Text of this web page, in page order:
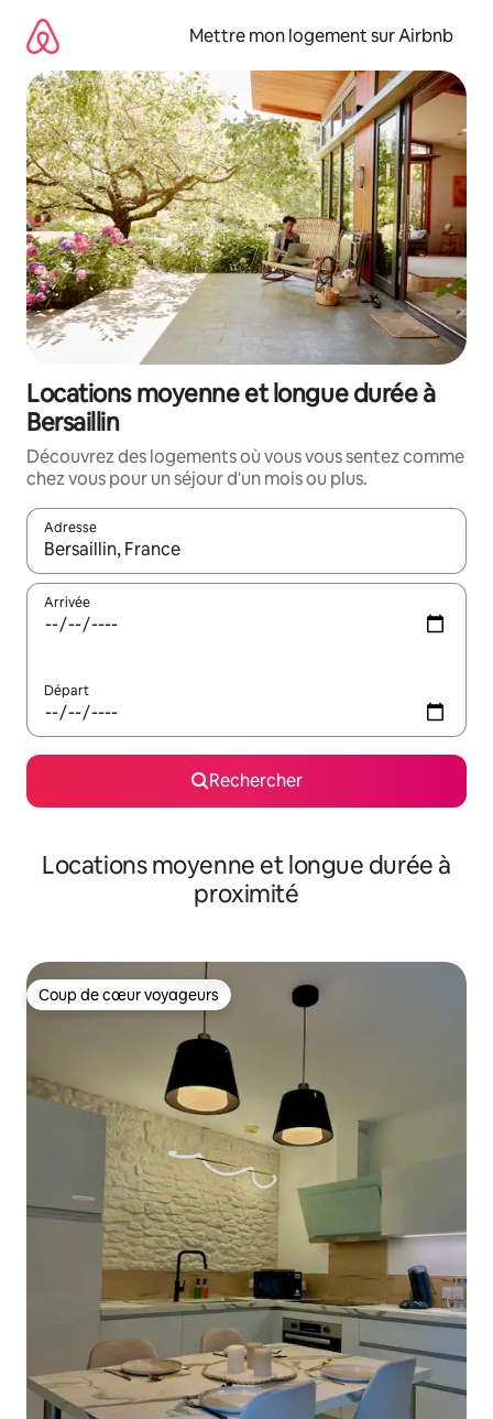
directement
contenu
Mettre mon logement sur Airbnb
Locations moyenne et longue durée à
Bersaillin
Découvrez des logements où vous vous sentez comme
chez vous pour un séjour d'un mois ou plus.
Adresse
Lorsque les résultats s'affichent, utilisez les flèches vers le
Arrivée
Départ
Rechercher
Locations moyenne et longue durée à
proximité
Coup de cœur voyageurs
Coup de cœur voyageurs